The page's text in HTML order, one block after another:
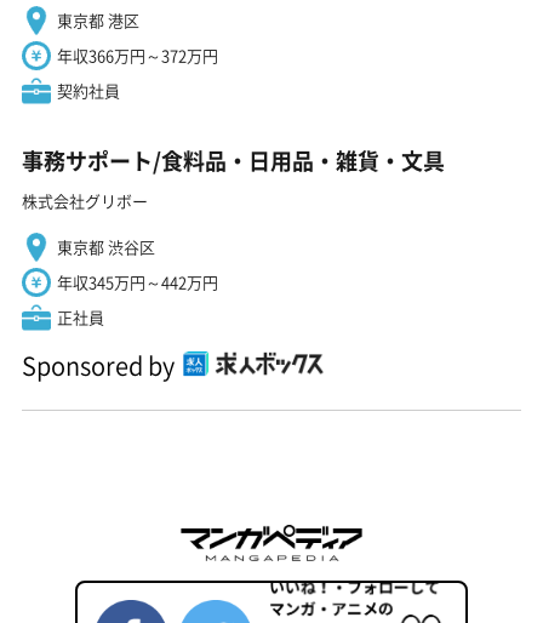
東京都 港区
年収366万円～372万円
契約社員
事務サポート/食料品・日用品・雑貨・文具
株式会社グリボー
東京都 渋谷区
年収345万円～442万円
正社員
Sponsored by